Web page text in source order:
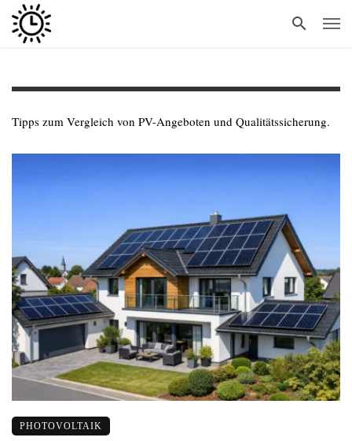
Tipps zum Vergleich von PV-Angeboten und Qualitätssicherung.
PHOTOVOLTAIK